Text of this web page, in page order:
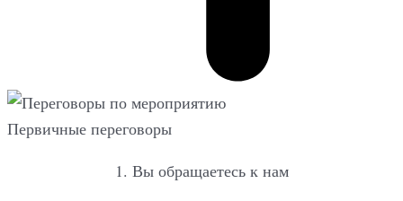
Первичные переговоры
1. Вы обращаетесь к нам